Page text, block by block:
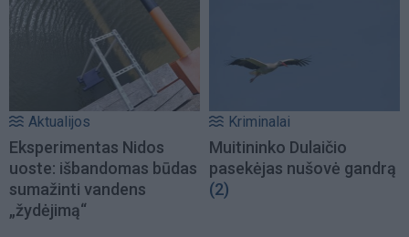
Aktualijos
Eksperimentas Nidos
uoste: išbandomas būdas
sumažinti vandens
„žydėjimą“
Kriminalai
Muitininko Dulaičio
pasekėjas nušovė gandrą
(2)